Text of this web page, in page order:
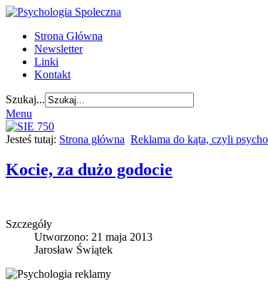
Strona Główna
Newsletter
Linki
Kontakt
Szukaj...
Menu
Jesteś tutaj: Strona główna Reklama do kąta, czyli
Kocie, za dużo godocie
Szczegóły
Utworzono: 21 maja 2013
Jarosław Świątek